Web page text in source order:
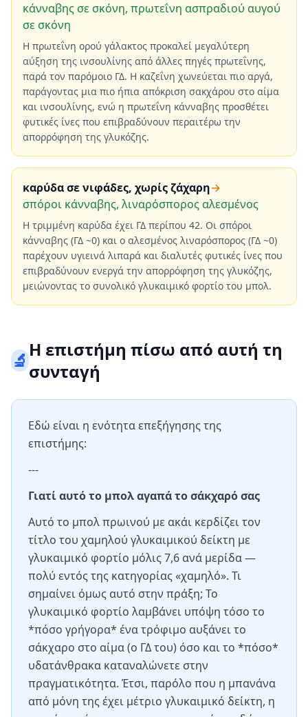
κάνναβης σε σκόνη, πρωτεΐνη ασπραδιού αυγού
σε σκόνη
Η πρωτεΐνη ορού γάλακτος προκαλεί μεγαλύτερη
αύξηση της ινσουλίνης από άλλες πηγές πρωτεΐνης,
παρά τον παρόμοιο ΓΔ. Η καζεΐνη χωνεύεται πιο αργά,
παράγοντας μια πιο ήπια απόκριση σακχάρου στο αίμα
και ινσουλίνης, ενώ η πρωτεΐνη κάνναβης προσθέτει
φυτικές ίνες που επιβραδύνουν περαιτέρω την
απορρόφηση της γλυκόζης.
καρύδα σε νιφάδες, χωρίς ζάχαρη→
σπόροι κάνναβης, λιναρόσπορος αλεσμένος
Η τριμμένη καρύδα έχει ΓΔ περίπου 42. Οι σπόροι
κάνναβης (ΓΔ ~0) και ο αλεσμένος λιναρόσπορος (ΓΔ ~0)
παρέχουν υγιεινά λιπαρά και διαλυτές φυτικές ίνες που
επιβραδύνουν ενεργά την απορρόφηση της γλυκόζης,
μειώνοντας το συνολικό γλυκαιμικό φορτίο του μπολ.
🔬Η επιστήμη πίσω από αυτή τη
συνταγή
Εδώ είναι η ενότητα επεξήγησης της
επιστήμης:
---
Γιατί αυτό το μπολ αγαπά το σάκχαρό σας
Αυτό το μπολ πρωινού με ακάι κερδίζει τον
τίτλο του χαμηλού γλυκαιμικού δείκτη με
γλυκαιμικό φορτίο μόλις 7,6 ανά μερίδα —
πολύ εντός της κατηγορίας «χαμηλό». Τι
σημαίνει όμως αυτό στην πράξη; Το
γλυκαιμικό φορτίο λαμβάνει υπόψη τόσο το
*πόσο γρήγορα* ένα τρόφιμο αυξάνει το
σάκχαρο στο αίμα (ο ΓΔ του) όσο και το *πόσο*
υδατάνθρακα καταναλώνετε στην
πραγματικότητα. Έτσι, παρόλο που η μπανάνα
από μόνη της έχει μέτριο γλυκαιμικό δείκτη, η